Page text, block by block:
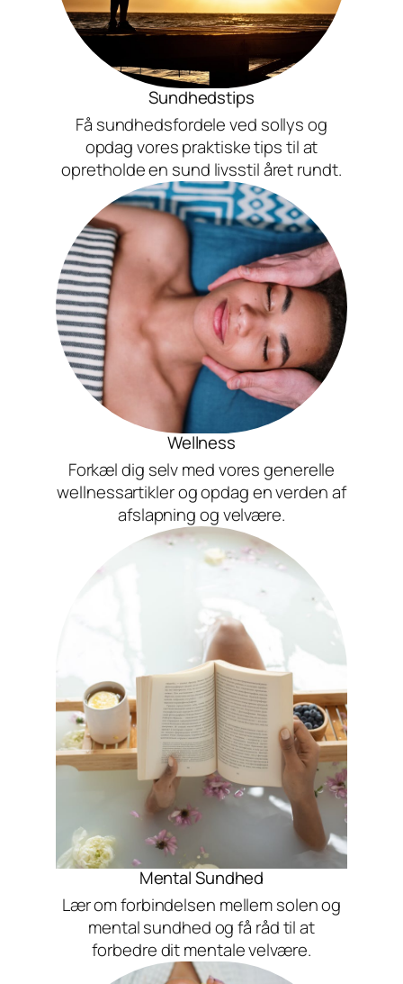
Sundhedstips
Få sundhedsfordele ved sollys og
opdag vores praktiske tips til at
opretholde en sund livsstil året rundt.
Wellness
Forkæl dig selv med vores generelle
wellnessartikler og opdag en verden af
afslapning og velvære.
Mental Sundhed
Lær om forbindelsen mellem solen og
mental sundhed og få råd til at
forbedre dit mentale velvære.